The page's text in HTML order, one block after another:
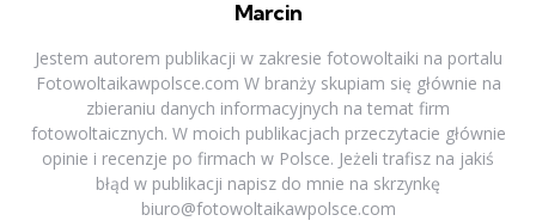
Marcin
Jestem autorem publikacji w zakresie fotowoltaiki na portalu
Fotowoltaikawpolsce.com W branży skupiam się głównie na
zbieraniu danych informacyjnych na temat firm
fotowoltaicznych. W moich publikacjach przeczytacie głównie
opinie i recenzje po firmach w Polsce. Jeżeli trafisz na jakiś
błąd w publikacji napisz do mnie na skrzynkę
biuro@fotowoltaikawpolsce.com